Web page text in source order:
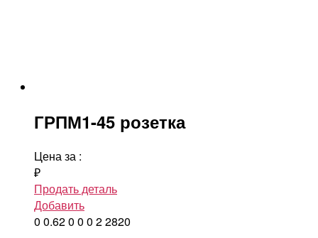
ГРПМ1-45 розетка
Цена за :
₽
Продать деталь
Добавить
0 0.620 0 0 22820